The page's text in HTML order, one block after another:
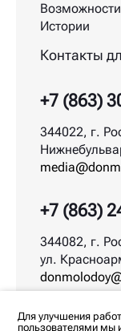
+7 (863)
344082, г.
ул.
Контакты
+7 (863)
344022, г.
Возможности
Истории
Для улучшения
пользователями мы